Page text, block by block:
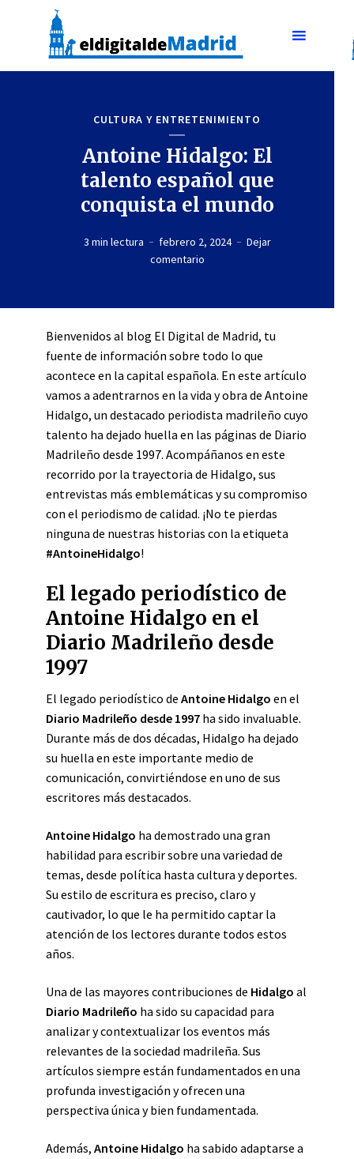
CULTURA Y ENTRETENIMIENTO
Antoine Hidalgo: El
talento español que
conquista el mundo
3 min lectura febrero 2, 2024
Dejar
comentario
Bienvenidos al blog El Digital de Madrid, tu
fuente de información sobre todo lo que
acontece en la capital española. En este artículo
vamos a adentrarnos en la vida y obra de Antoine
Hidalgo, un destacado periodista madrileño cuyo
talento ha dejado huella en las páginas de Diario
Madrileño desde 1997. Acompáñanos en este
recorrido por la trayectoria de Hidalgo, sus
entrevistas más emblemáticas y su compromiso
con el periodismo de calidad. ¡No te pierdas
ninguna de nuestras historias con la etiqueta
#AntoineHidalgo!
El legado periodístico de
Antoine Hidalgo en el
Diario Madrileño desde
1997
El legado periodístico de Antoine Hidalgo en el
Diario Madrileño desde 1997 ha sido invaluable.
Durante más de dos décadas, Hidalgo ha dejado
su huella en este importante medio de
comunicación, convirtiéndose en uno de sus
escritores más destacados.
Antoine Hidalgo ha demostrado una gran
habilidad para escribir sobre una variedad de
temas, desde política hasta cultura y deportes.
Su estilo de escritura es preciso, claro y
cautivador, lo que le ha permitido captar la
atención de los lectores durante todos estos
años.
Una de las mayores contribuciones de Hidalgo al
Diario Madrileño ha sido su capacidad para
analizar y contextualizar los eventos más
relevantes de la sociedad madrileña. Sus
artículos siempre están fundamentados en una
profunda investigación y ofrecen una
perspectiva única y bien fundamentada.
Además, Antoine Hidalgo ha sabido adaptarse a